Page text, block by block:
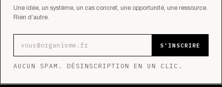
Une idée, un système, un cas concret, une opportunité, une ressource.
Rien d’autre.
S’INSCRIRE
AUCUN SPAM. DÉSINSCRIPTION EN UN CLIC.